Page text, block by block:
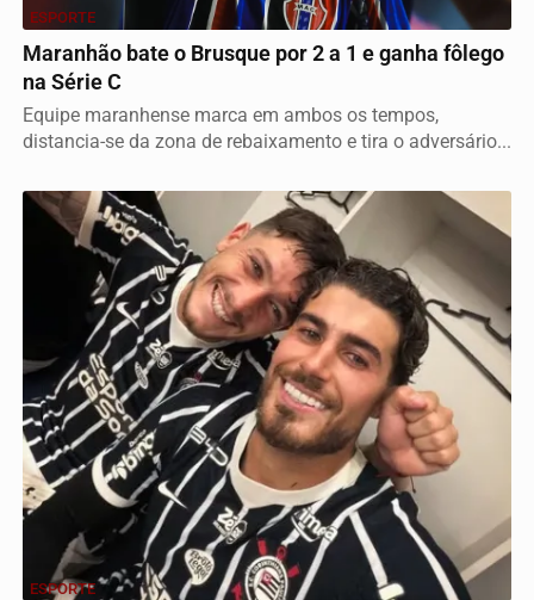
ESPORTE
Maranhão bate o Brusque por 2 a 1 e ganha fôlego
na Série C
Equipe maranhense marca em ambos os tempos,
distancia-se da zona de rebaixamento e tira o adversário...
ESPORTE